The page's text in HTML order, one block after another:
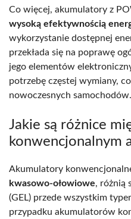
Co więcej, akumulatory z
wysoką efektywnością
wykorzystanie dostępnej
przekłada się na poprawę
jego elementów
potrzebę częstej wymiany,
nowoczesnych samochodów.
Jakie są różnice
konwencjonalnym
Akumulatory
kwasowo-ołowiowe, różnią
(GEL) przede wszystkim
przypadku akumulatorów